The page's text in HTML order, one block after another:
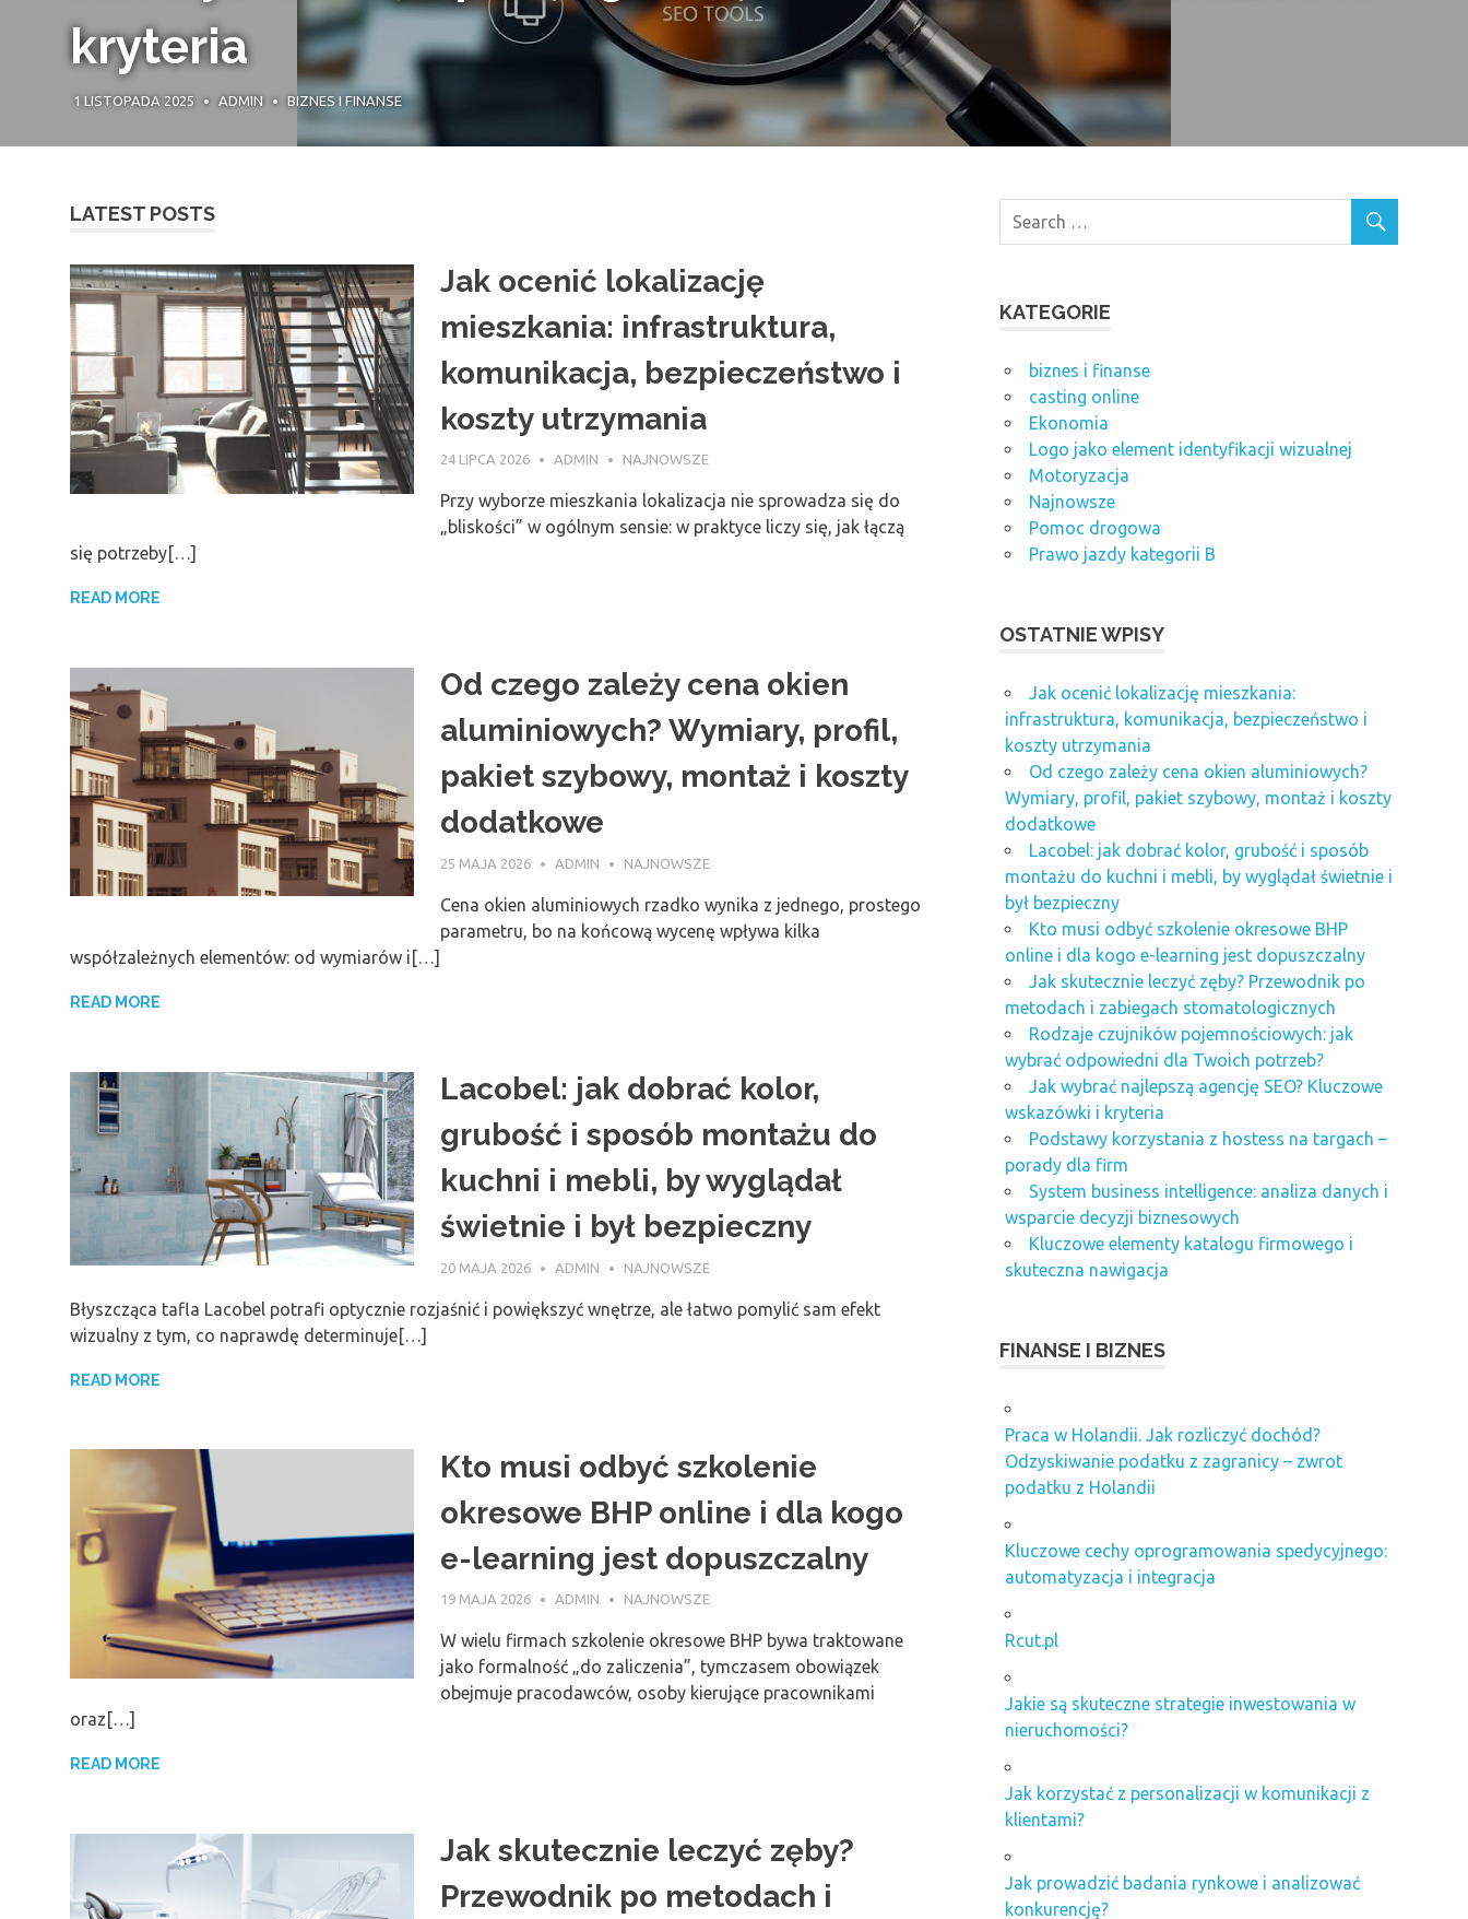
decyzji biznesowych
30 PAŹDZIERNIKA 2025 ADMIN BIZNES I FINANSE
LATEST POSTS
Jak ocenić lokalizację
mieszkania: infrastruktura,
komunikacja, bezpieczeństwo i
koszty utrzymania
24 LIPCA 2026 ADMIN NAJNOWSZE
Przy wyborze mieszkania lokalizacja nie sprowadza się do
„bliskości” w ogólnym sensie: w praktyce liczy się, jak łączą
się potrzeby[…]
READ MORE
Od czego zależy cena okien
aluminiowych? Wymiary, profil,
pakiet szybowy, montaż i koszty
dodatkowe
25 MAJA 2026 ADMIN NAJNOWSZE
Cena okien aluminiowych rzadko wynika z jednego, prostego
parametru, bo na końcową wycenę wpływa kilka
współzależnych elementów: od wymiarów i[…]
READ MORE
Lacobel: jak dobrać kolor,
grubość i sposób montażu do
kuchni i mebli, by wyglądał
świetnie i był bezpieczny
20 MAJA 2026 ADMIN NAJNOWSZE
Błyszcząca tafla Lacobel potrafi optycznie rozjaśnić i powiększyć wnętrze, ale łatwo pomylić sam efekt
wizualny z tym, co naprawdę determinuje[…]
READ MORE
Kto musi odbyć szkolenie
okresowe BHP online i dla kogo
e-learning jest dopuszczalny
19 MAJA 2026 ADMIN NAJNOWSZE
W wielu firmach szkolenie okresowe BHP bywa traktowane
jako formalność „do zaliczenia”, tymczasem obowiązek
obejmuje pracodawców, osoby kierujące pracownikami
oraz[…]
READ MORE
Jak skutecznie leczyć zęby?
Przewodnik po metodach i
KATEGORIE
biznes i finanse
casting online
Ekonomia
Logo jako element identyfikacji wizualnej
Motoryzacja
Najnowsze
Pomoc drogowa
Prawo jazdy kategorii B
OSTATNIE WPISY
Jak ocenić lokalizację mieszkania:
infrastruktura, komunikacja, bezpieczeństwo i
koszty utrzymania
Od czego zależy cena okien aluminiowych?
Wymiary, profil, pakiet szybowy, montaż i koszty
dodatkowe
Lacobel: jak dobrać kolor, grubość i sposób
montażu do kuchni i mebli, by wyglądał świetnie i
był bezpieczny
Kto musi odbyć szkolenie okresowe BHP
online i dla kogo e-learning jest dopuszczalny
Jak skutecznie leczyć zęby? Przewodnik po
metodach i zabiegach stomatologicznych
Rodzaje czujników pojemnościowych: jak
wybrać odpowiedni dla Twoich potrzeb?
Jak wybrać najlepszą agencję SEO? Kluczowe
wskazówki i kryteria
Podstawy korzystania z hostess na targach –
porady dla firm
System business intelligence: analiza danych i
wsparcie decyzji biznesowych
Kluczowe elementy katalogu firmowego i
skuteczna nawigacja
FINANSE I BIZNES
Praca w Holandii. Jak rozliczyć dochód?
Odzyskiwanie podatku z zagranicy – zwrot
podatku z Holandii
Kluczowe cechy oprogramowania spedycyjnego:
automatyzacja i integracja
Rcut.pl
Jakie są skuteczne strategie inwestowania w
nieruchomości?
Jak korzystać z personalizacji w komunikacji z
klientami?
Jak prowadzić badania rynkowe i analizować
konkurencję?